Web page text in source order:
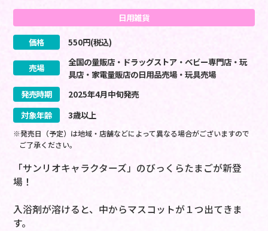
日用雑貨
価格 550円(税込)
売場
全国の量販店・ドラッグストア・ベビー専門店・玩
具店・家電量販店の日用品売場・玩具売場
発売時期
2025年4月中旬発売
対象年齢
3歳以上
※発売日（予定）は地域・店舗などによって異なる場合がございますので
ご了承ください。
「サンリオキャラクターズ」のびっくらたまごが新登
場！
入浴剤が溶けると、中からマスコットが１つ出てきま
す。